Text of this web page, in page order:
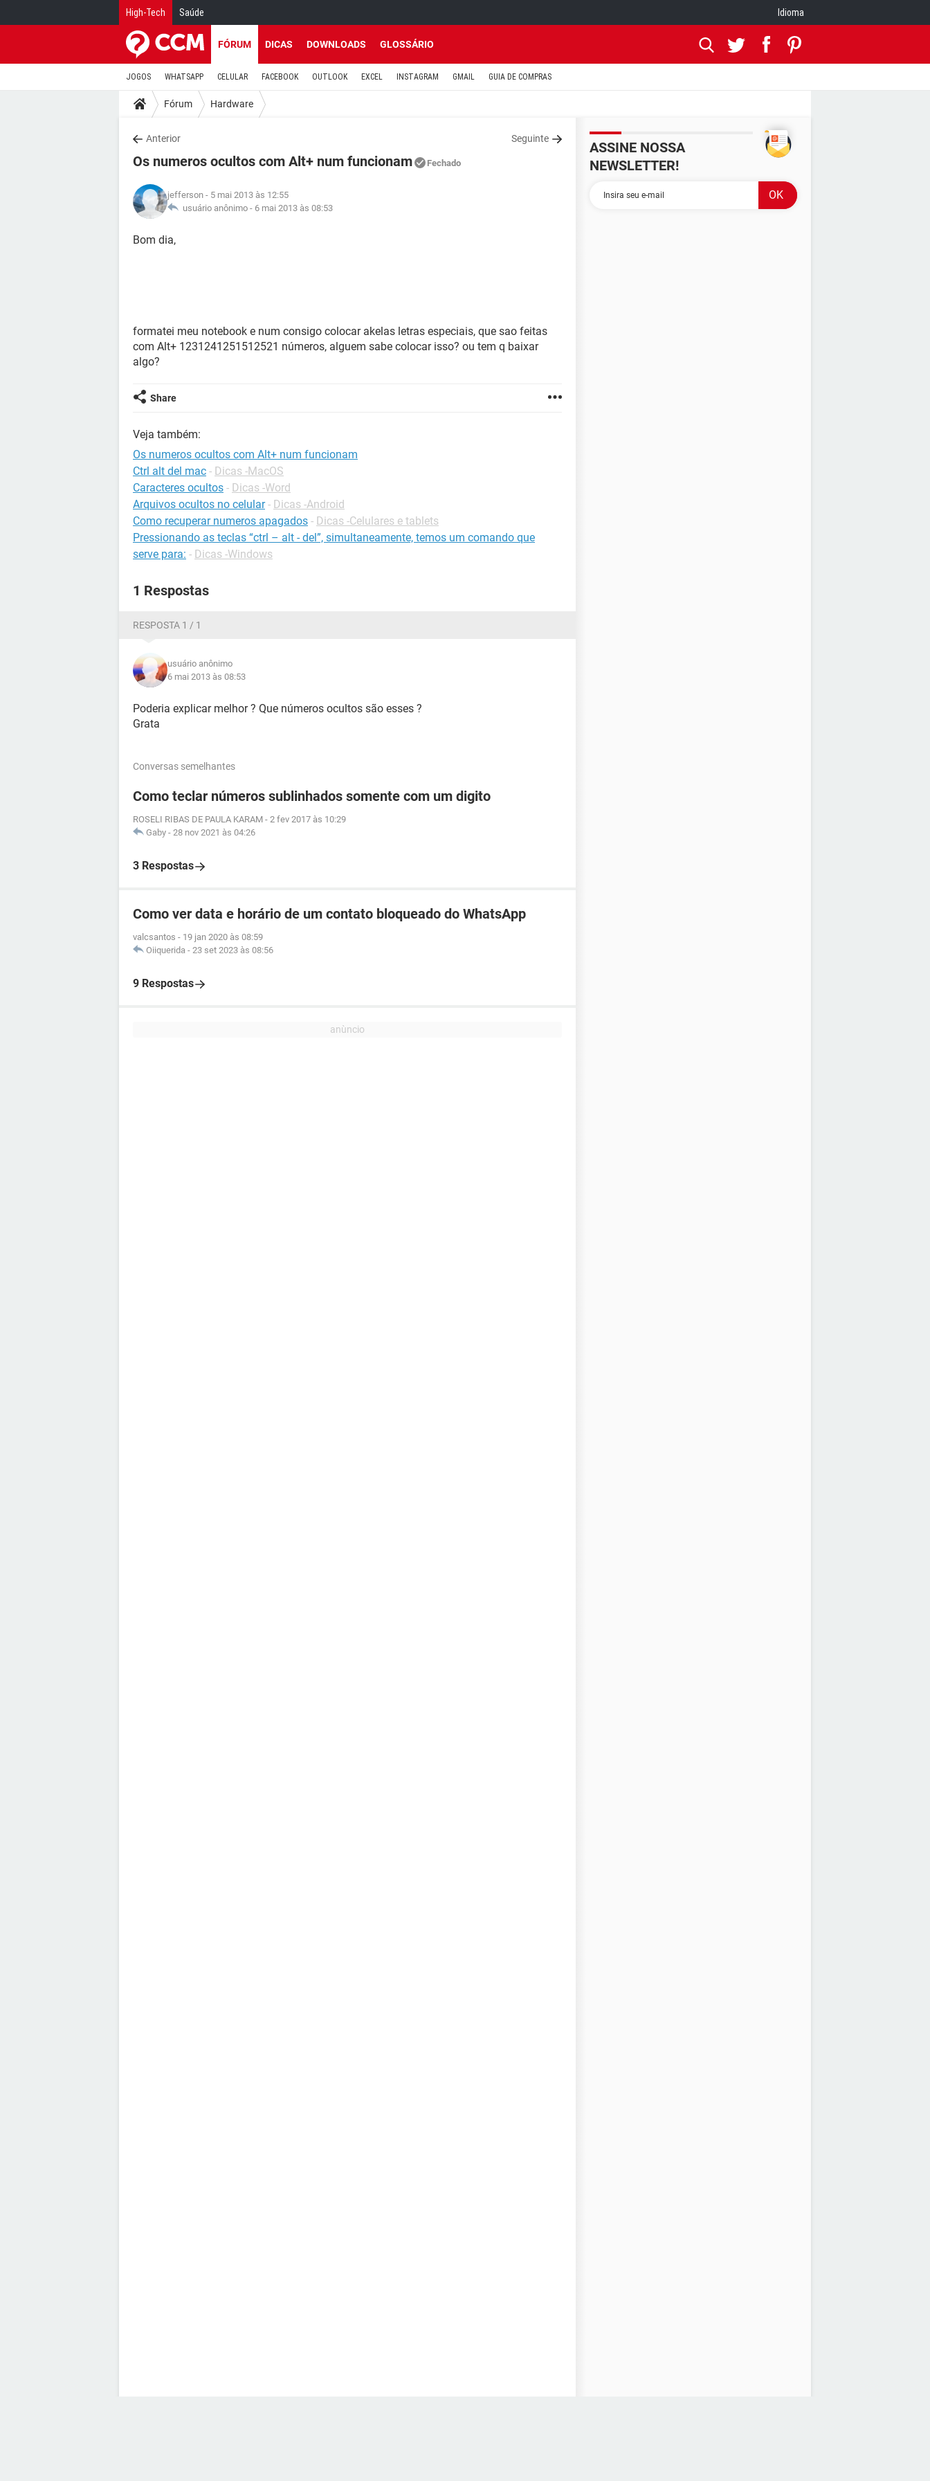
High-Tech Saúde Idioma
FÓRUM DICAS DOWNLOADS GLOSSÁRIO
JOGOS WHATSAPP CELULAR FACEBOOK OUTLOOK EXCEL INSTAGRAM GMAIL GUIA DE COMPRAS
Fórum Hardware
Anterior Seguinte
Os numeros ocultos com Alt+ num funcionam Fechado
jefferson - 5 mai 2013 às 12:55
usuário anônimo - 6 mai 2013 às 08:53
Bom dia,
formatei meu notebook e num consigo colocar akelas letras especiais, que sao feitas
com Alt+ 1231241251512521 números, alguem sabe colocar isso? ou tem q baixar
algo?
Share
Veja também:
Os numeros ocultos com Alt+ num funcionam
Ctrl alt del mac - Dicas -MacOS
Caracteres ocultos - Dicas -Word
Arquivos ocultos no celular - Dicas -Android
Como recuperar numeros apagados - Dicas -Celulares e tablets
Pressionando as teclas “ctrl – alt - del”, simultaneamente, temos um comando que
serve para: - Dicas -Windows
1 Respostas
RESPOSTA 1 / 1
usuário anônimo
6 mai 2013 às 08:53
Poderia explicar melhor ? Que números ocultos são esses ?
Grata
Conversas semelhantes
Como teclar números sublinhados somente com um digito
ROSELI RIBAS DE PAULA KARAM - 2 fev 2017 às 10:29
Gaby - 28 nov 2021 às 04:26
3 Respostas
Como ver data e horário de um contato bloqueado do WhatsApp
valcsantos - 19 jan 2020 às 08:59
Oiiquerida - 23 set 2023 às 08:56
9 Respostas
ASSINE NOSSA
NEWSLETTER!